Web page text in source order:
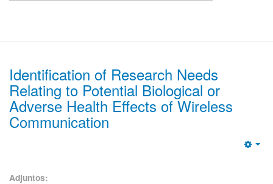
Identification of Research Needs
Relating to Potential Biological or
Adverse Health Effects of Wireless
Communication
Adjuntos: